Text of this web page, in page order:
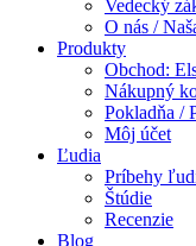
Vedecký
O nás /
Produkty
Obchod:
Nákupný
Pokladňa /
Môj účet
Ľudia
Príbehy
Štúdie
Recenzie
Blog